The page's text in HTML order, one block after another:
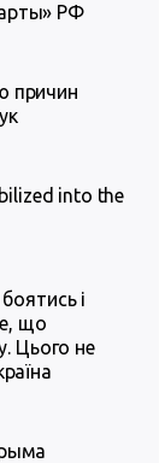
РФ
причин
into the
і
що
Цього не